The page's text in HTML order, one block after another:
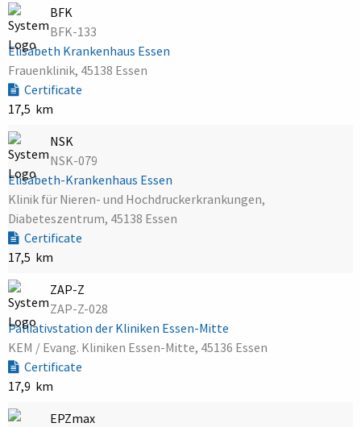
BFK
BFK-133
Elisabeth Krankenhaus Essen
Frauenklinik, 45138 Essen
Certificate
17,5 km
NSK
NSK-079
Elisabeth-Krankenhaus Essen
Klinik für Nieren- und Hochdruckerkrankungen,
Diabeteszentrum, 45138 Essen
Certificate
17,5 km
ZAP-Z
ZAP-Z-028
Palliativstation der Kliniken Essen-Mitte
KEM / Evang. Kliniken Essen-Mitte, 45136 Essen
Certificate
17,9 km
EPZmax